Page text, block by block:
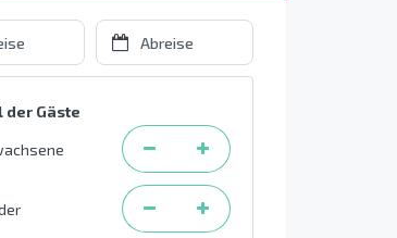
der Gäste